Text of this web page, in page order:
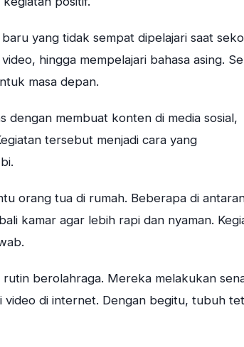
yang tidak sempat dipelajari saat
hingga mempelajari bahasa asing.
masa depan.
dengan membuat konten di media sosial,
tersebut menjadi cara yang
orang tua di rumah. Beberapa di
kamar agar lebih rapi dan nyaman.
berolahraga. Mereka melakukan
video di internet. Dengan begitu, tubuh